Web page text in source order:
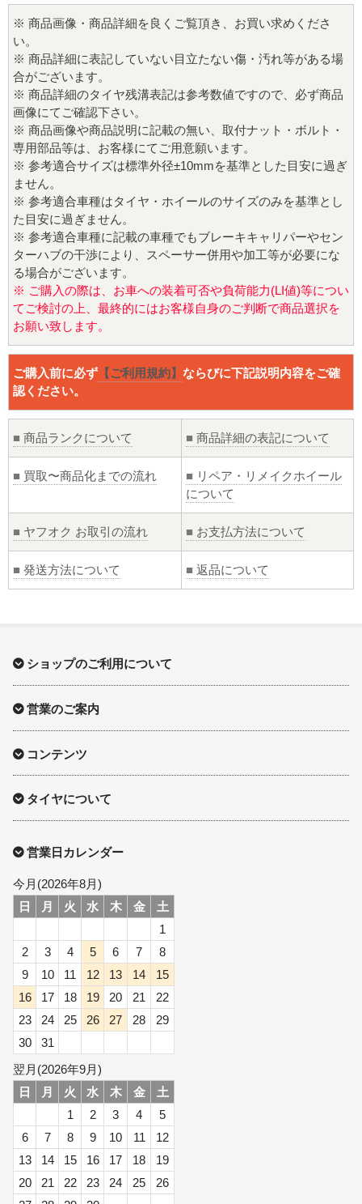
※ 商品画像・商品詳細を良くご覧頂き、お買い求めくださ
い。
※ 商品詳細に表記していない目立たない傷・汚れ等がある場
合がございます。
※ 商品詳細のタイヤ残溝表記は参考数値ですので、必ず商品
画像にてご確認下さい。
※ 商品画像や商品説明に記載の無い、取付ナット・ボルト・
専用部品等は、お客様にてご用意願います。
※ 参考適合サイズは標準外径±10mmを基準とした目安に過ぎ
ません。
※ 参考適合車種はタイヤ・ホイールのサイズのみを基準とし
た目安に過ぎません。
※ 参考適合車種に記載の車種でもブレーキキャリパーやセン
ターハブの干渉により、スペーサー併用や加工等が必要にな
る場合がございます。
※ ご購入の際は、お車への装着可否や負荷能力(LI値)等につい
てご検討の上、最終的にはお客様自身のご判断で商品選択を
お願い致します。
ご購入前に必ず 【ご利用規約】 ならびに下記説明内容をご確
認ください。
■ 商品ランクについて ■ 商品詳細の表記について
■ 買取〜商品化までの流れ ■ リペア・リメイクホイール
について
■ ヤフオク お取引の流れ ■ お支払方法について
■ 発送方法について ■ 返品について
ショップのご利用について
営業のご案内
コンテンツ
タイヤについて
営業日カレンダー
今月(2026年8月)
日
月 火 水 木 金
土
1
2
3 4 5 6 7
8
9
10 11 12 13 14
15
16
17 18 19 20 21
22
23
24 25 26 27 28
29
30
31
翌月(2026年9月)
日
月 火 水 木 金
土
1
2 3 4
5
6
7 8 9 10 11
12
13
14 15 16 17 18
19
20
21 22 23 24 25
26